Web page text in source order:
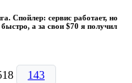
Спойлер: сервис работает, но
а за свои $70 я получил
143